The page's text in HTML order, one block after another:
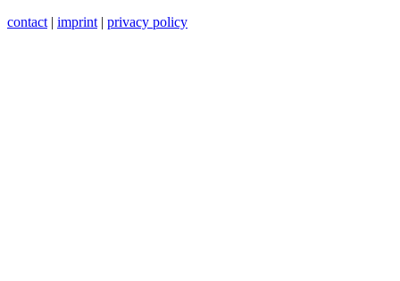
contact | imprint | privacy policy